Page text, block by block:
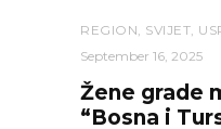
REGION SVIJET
September 16, 2025
Žene grade
“Bosna i